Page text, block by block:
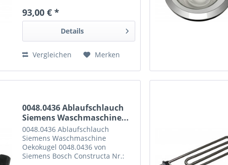
93,00 € *
Details
Vergleichen Merken
0048.0436 Ablaufschlauch
Siemens Waschmaschine...
0048.0436 Ablaufschlauch
Siemens Waschmaschine
Oekokugel 0048.0436 von
Siemens Bosch Constructa Nr.: